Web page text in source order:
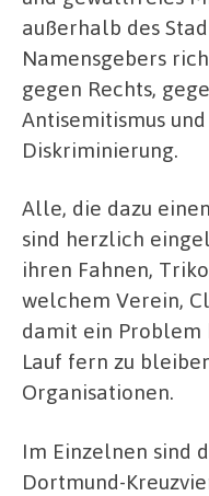
außerhalb des
Namensgebers
gegen Rechts,
Antisemitismus
Diskriminierung.
Alle, die dazu
sind herzlich
ihren Fahnen,
welchem Verein,
damit ein Problem
Lauf fern zu
Organisationen.
Im Einzelnen sind
Dortmund-